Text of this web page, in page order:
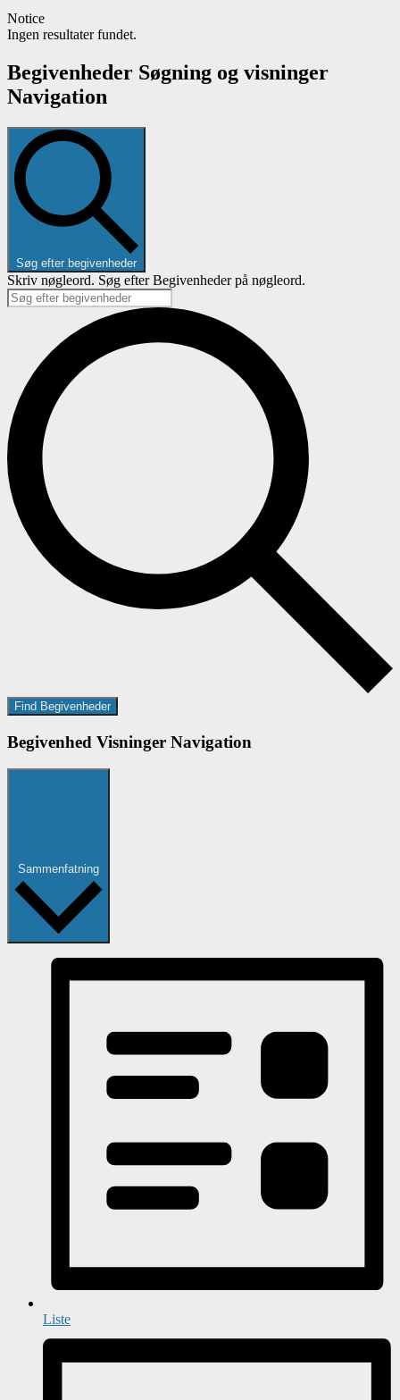
Notice
Ingen resultater fundet.
Begivenheder Søgning og visninger
Navigation
Søg efter begivenheder
Skriv nøgleord. Søg efter Begivenheder på nøgleord.
Find Begivenheder
Begivenhed Visninger Navigation
Sammenfatning
Liste